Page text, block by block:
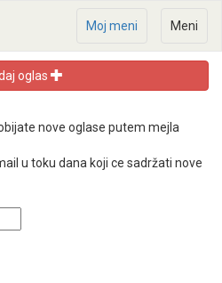
Meni
Moj meni
oglas
nove oglase putem mejla
u toku dana koji ce sadržati nove